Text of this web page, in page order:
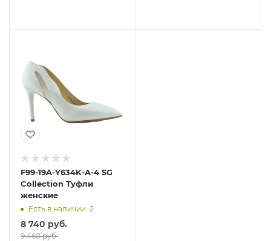
F99-19A-Y634K-A-4 SG
Collection Туфли
женские
Есть в наличии: 2
8 740 руб.
9 460 руб.